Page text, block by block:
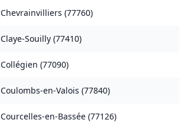
Chevrainvilliers (77760)
Claye-Souilly (77410)
Collégien (77090)
Coulombs-en-Valois (77840)
Courcelles-en-Bassée (77126)